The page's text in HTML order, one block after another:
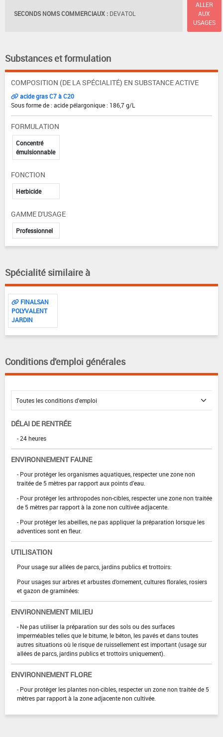
SECONDS NOMS COMMERCIAUX : DEVATOL
ALLER
AUX
USAGES
Substances et formulation
COMPOSITION (DE LA SPÉCIALITÉ) EN SUBSTANCE ACTIVE
acide gras C7 à C20
Sous forme de : acide pélargonique : 186,7 g/L
FORMULATION
Concentré
émulsionnable
FONCTION
Herbicide
GAMME D'USAGE
Professionnel
Spécialité similaire à
FINALSAN
POLYVALENT
JARDIN
Conditions d'emploi générales
DÉLAI DE RENTRÉE
- 24 heures
ENVIRONNEMENT FAUNE
- Pour protéger les organismes aquatiques, respecter une zone non
traitée de 5 mètres par rapport aux points d'eau.
- Pour protéger les arthropodes non-cibles, respecter une zone non traitée
de 5 mètres par rapport à la zone non cultivée adjacente.
- Pour protéger les abeilles, ne pas appliquer la préparation lorsque les
adventices sont en fleur.
UTILISATION
Pour usage sur allées de parcs, jardins publics et trottoirs:
Pour usages sur arbres et arbustes d'ornement, cultures florales, rosiers
et gazon de graminées:
ENVIRONNEMENT MILIEU
- Ne pas utiliser la préparation sur des sols ou des surfaces
imperméables telles que le bitume, le béton, les pavés et dans toutes
autres situations où le risque de ruissellement est important (usage sur
allées de parcs, jardins publics et trottoirs uniquement).
ENVIRONNEMENT FLORE
- Pour protéger les plantes non-cibles, respecter un zone non traitée de 5
mètres par rapport à la zone adjacente non cultivée.